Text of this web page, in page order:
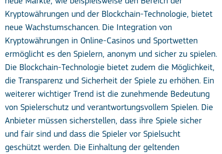
Kryptowährungen und der Blockchain-Technologie, bietet
neue Wachstumschancen. Die Integration von
Kryptowährungen in Online-Casinos und Sportwetten
ermöglicht es den Spielern, anonym und sicher zu spielen.
Die Blockchain-Technologie bietet zudem die Möglichkeit,
die Transparenz und Sicherheit der Spiele zu erhöhen. Ein
weiterer wichtiger Trend ist die zunehmende Bedeutung
von Spielerschutz und verantwortungsvollem Spielen. Die
Anbieter müssen sicherstellen, dass ihre Spiele sicher
und fair sind und dass die Spieler vor Spielsucht
geschützt werden. Die Einhaltung der geltenden